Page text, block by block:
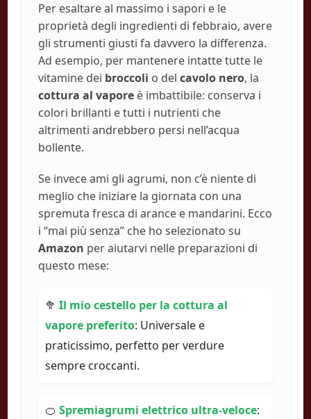
Per esaltare al massimo i sapori e le
proprietà degli ingredienti di febbraio, avere
gli strumenti giusti fa davvero la differenza.
Ad esempio, per mantenere intatte tutte le
vitamine dei broccoli o del cavolo nero, la
cottura al vapore è imbattibile: conserva i
colori brillanti e tutti i nutrienti che
altrimenti andrebbero persi nell’acqua
bollente.
Se invece ami gli agrumi, non c’è niente di
meglio che iniziare la giornata con una
spremuta fresca di arance e mandarini. Ecco
i “mai più senza” che ho selezionato su
Amazon per aiutarvi nelle preparazioni di
questo mese:
🥦 Il mio cestello per la cottura al
vapore preferito: Universale e
praticissimo, perfetto per verdure
sempre croccanti.
🍊 Spremiagrumi elettrico ultra-veloce: